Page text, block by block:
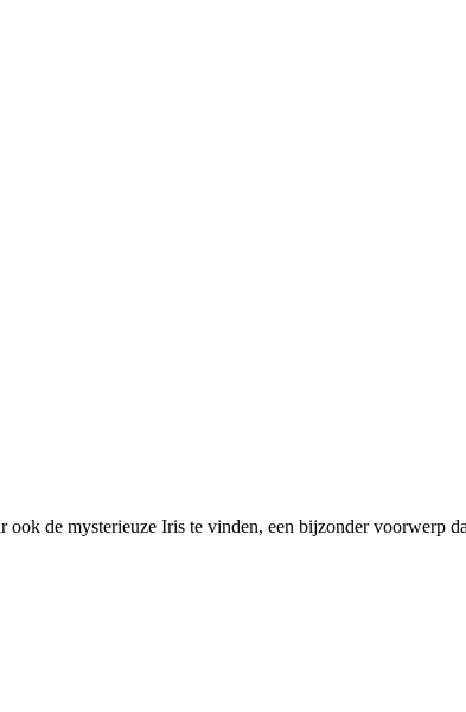
de mysterieuze Iris te vinden, een bijzonder voorwerp